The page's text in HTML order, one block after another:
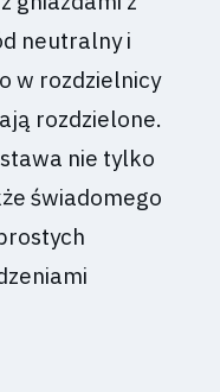
neutralny i
w rozdzielnicy
rozdzielone.
nie tylko
świadomego